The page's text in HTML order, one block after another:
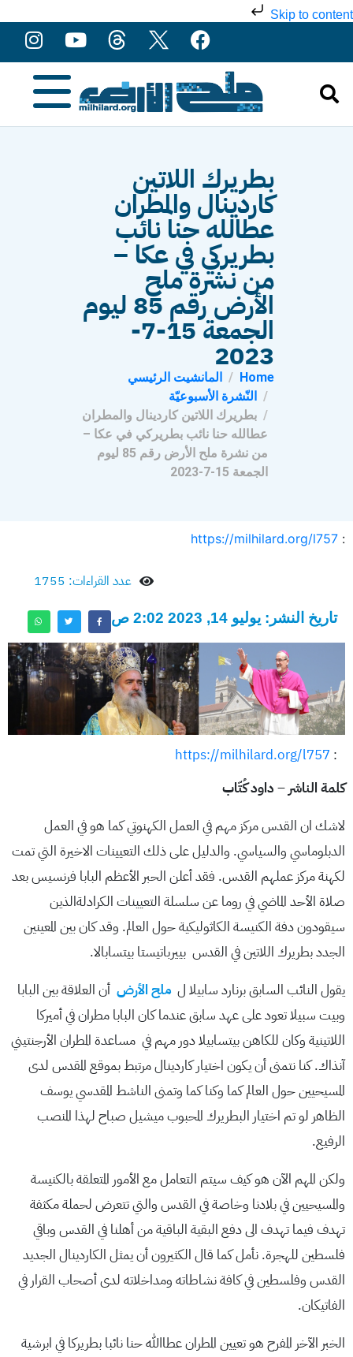
Skip to content
بطريرك اللاتين
كاردينال والمطران
عطالله حنا نائب
بطريركي في عكا –
من نشرة ملح
الأرض رقم 85 ليوم
الجمعة 15-7-
2023
Home
المانشيت الرئيسي
النّشرة الأسبوعيّة
بطريرك اللاتين كاردينال والمطران
عطالله حنا نائب بطريركي في عكا –
من نشرة ملح الأرض رقم 85 ليوم
الجمعة 15-7-2023
:
https://milhilard.org/l757
عدد القراءات: 1755
تاريخ النشر: يوليو 14, 2023 2:02 ص
:
https://milhilard.org/l757
كلمة الناشر – داود كُتّاب
لاشك ان القدس مركز مهم في العمل الكهنوتي كما هو في العمل
الدبلوماسي والسياسي. والدليل على ذلك التعيينات الاخيرة التي تمت
لكهنة مركز عملهم القدس. فقد أعلن الحبر الأعظم البابا فرنسيس بعد
صلاة الأحد الماضي في روما عن سلسلة التعيينات الكرادلةالذين
سيقودون دفة الكنيسة الكاثوليكية حول العالم. وقد كان بين المعينين
الجدد بطريرك اللاتين في القدس بييرباتيستا بيتسابالا.
يقول النائب السابق برنارد سابيلا ل ملح الأرض أن العلاقة بين البابا
وبيت سبيلا تعود على عهد سابق عندما كان البابا مطران في أميركا
اللاتينية وكان للكاهن بيتسابيلا دور مهم في مساعدة المطران الأرجنتيني
آنذاك. كنا نتمنى أن يكون اختيار كاردينال مرتبط بموقع المقدس لدى
المسيحيين حول العالم كما وكنا كما وتمنى الناشط المقدسي يوسف
الظاهر لو تم اختيار البطريرك المحبوب ميشيل صباح لهذا المنصب
الرفيع.
ولكن المهم الآن هو كيف سيتم التعامل مع الأمور المتعلقة بالكنيسة
والمسيحيين في بلادنا وخاصة في القدس والتي تتعرض لحملة مكثفة
تهدف فيما تهدف الى دفع البقية الباقية من أهلنا في القدس وباقي
فلسطين للهجرة. نأمل كما قال الكثيرون أن يمثل الكاردينال الجديد
القدس وفلسطين في كافة نشاطاته ومداخلاته لدى أصحاب القرار في
الفاتيكان.
الخبر الآخر المفرح هو تعيين المطران عطاالله حنا نائبا بطريركا في ابرشية